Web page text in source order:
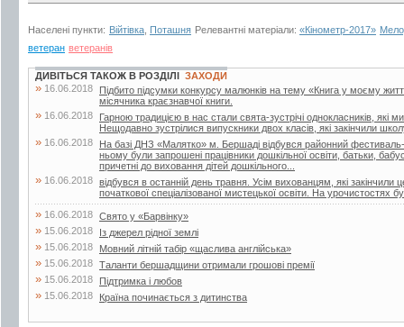
Населені пункти: Війтівка Поташня Релевантні матеріали: «Кінометр-2017»
ветеран ветеранів
ДИВІТЬСЯ ТАКОЖ В РОЗДІЛІ ЗАХОДИ
» 16.06.2018
Підбито підсумки конкурсу малюнків на тему «Книга у моєму
місячника краєзнавчої книги.
» 16.06.2018
Гарною традицією в нас стали свята-зустрічі однокласників, які
Нещодавно зустрілися випускники двох класів, які закінчили
» 16.06.2018
На базі ДНЗ «Малятко» м. Бершаді відбувся районний
ньому були запрошені працівники дошкільної освіти, батьки,
причетні до виховання дітей дошкільного...
» 16.06.2018 відбувся в останній день травня. Усім вихованцям, які
початкової спеціалізованої мистецької освіти. На урочистостях
» 16.06.2018 Свято у «Барвінку»
» 15.06.2018 Із джерел рідної землі
» 15.06.2018 Мовний літній табір «щаслива англійська»
» 15.06.2018 Таланти бершадщини отримали грошові премії
» 15.06.2018 Підтримка і любов
» 15.06.2018 Країна починається з дитинства